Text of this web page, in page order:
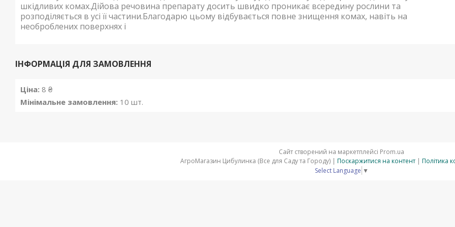
шкідливих комах.Дійова речовина препарату досить швидко проникає всередину рослини та
розподіляється в усі її частини.Благодарю цьому відбувається повне знищення комах, навіть на
необроблених поверхнях і
ІНФОРМАЦІЯ ДЛЯ ЗАМОВЛЕННЯ
Ціна: 8 ₴
Мінімальне замовлення: 10 шт.
Сайт створений на маркетплейсі Prom.ua
АгроМагазин Цибулинка (Все для Саду та Городу) | Поскаржитися на контент | Політика
Select Language ▼